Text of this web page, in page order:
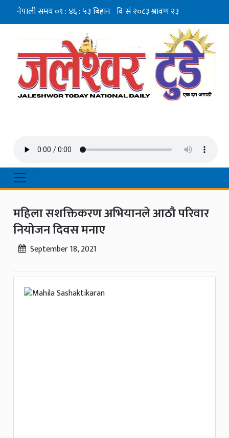
महिला सशक्तिकरण अभियानले आठौ परिवार
नियोजन दिवस मनाए
September 18, 2021